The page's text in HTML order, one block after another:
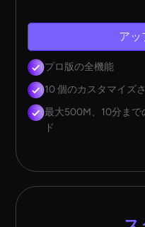
アッ
プロ版の全機能
10 個のカスタマイズ
最大500M、10分まで
ド